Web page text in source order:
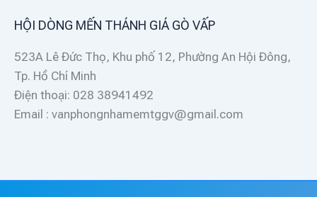
HỘI DÒNG MẾN THÁNH GIÁ GÒ VẤP
523A Lê Đức Thọ, Khu phố 12, Phường An Hội Đông,
Tp. Hồ Chí Minh
Điện thoại: 028 38941492
Email : vanphongnhamemtggv@gmail.com